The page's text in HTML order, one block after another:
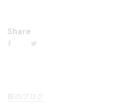
Share
前のブログ